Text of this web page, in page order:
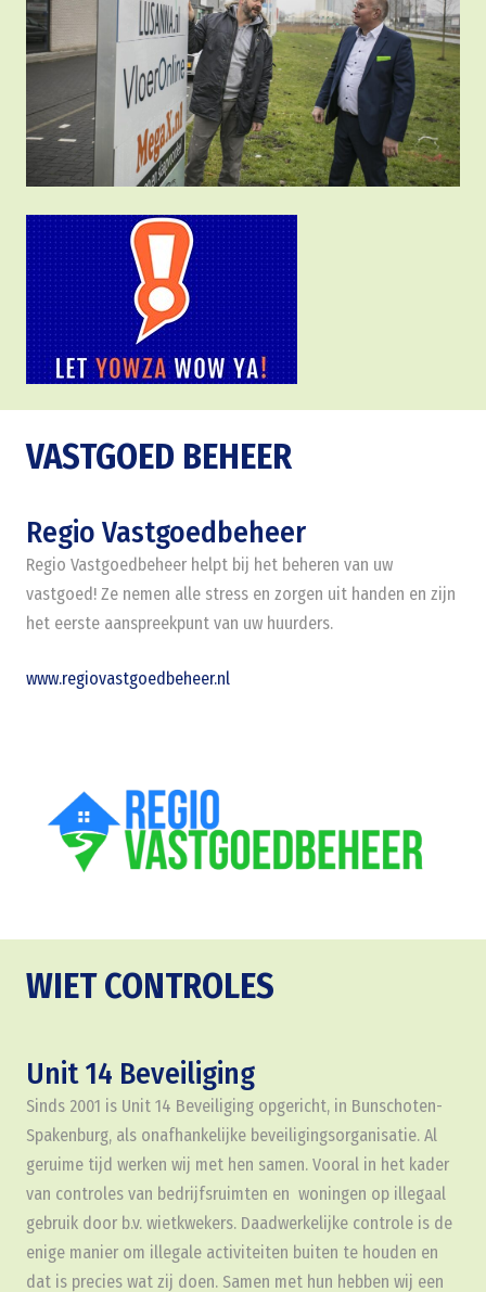
VASTGOED BEHEER
Regio Vastgoedbeheer
Regio Vastgoedbeheer helpt bij het beheren van uw
vastgoed! Ze nemen alle stress en zorgen uit handen en zijn
het eerste aanspreekpunt van uw huurders.
www.regiovastgoedbeheer.nl
WIET CONTROLES
Unit 14 Beveiliging
Sinds 2001 is Unit 14 Beveiliging opgericht, in Bunschoten-
Spakenburg, als onafhankelijke beveiligingsorganisatie. Al
geruime tijd werken wij met hen samen. Vooral in het kader
van controles van bedrijfsruimten en woningen op illegaal
gebruik door b.v. wietkwekers. Daadwerkelijke controle is de
enige manier om illegale activiteiten buiten te houden en
dat is precies wat zij doen. Samen met hun hebben wij een